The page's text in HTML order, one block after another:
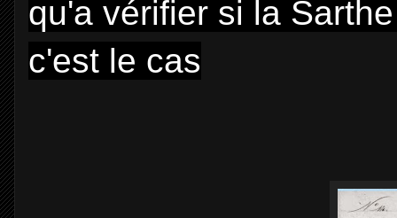
qu'a vérifier si la
c'est le cas